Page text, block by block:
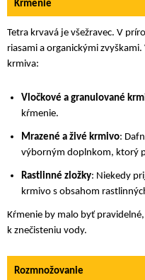
Kŕmenie
Tetra krvavá je všežravec. V
riasami a organickými
krmiva:
Vločkové a granulované
kŕmenie.
Mrazené a živé krmivo:
výborným doplnkom, ktorý
Rastlinné zložky: Niekedy
krmivo s obsahom
Kŕmenie by malo byť
k znečisteniu vody.
Rozmnožovanie